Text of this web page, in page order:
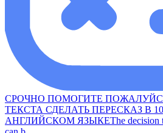
СРОЧНО ПОМОГИТЕ
ТЕКСТА СДЕЛАТЬ ПЕРЕСКАЗ В
АНГЛИЙСКОМ ЯЗЫКЕThe decision to